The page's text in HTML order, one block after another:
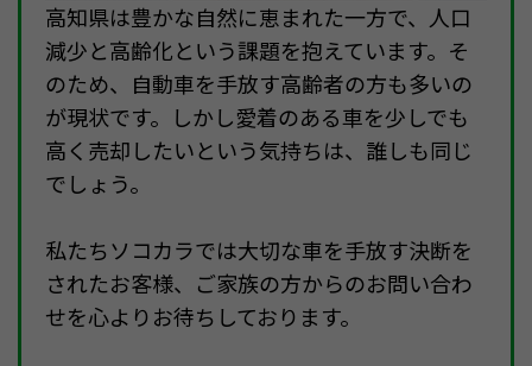
高知県は豊かな自然に恵まれた一方で、人口
減少と高齢化という課題を抱えています。そ
のため、自動車を手放す高齢者の方も多いの
が現状です。しかし愛着のある車を少しでも
高く売却したいという気持ちは、誰しも同じ
でしょう。
私たちソコカラでは大切な車を手放す決断を
されたお客様、ご家族の方からのお問い合わ
せを心よりお待ちしております。